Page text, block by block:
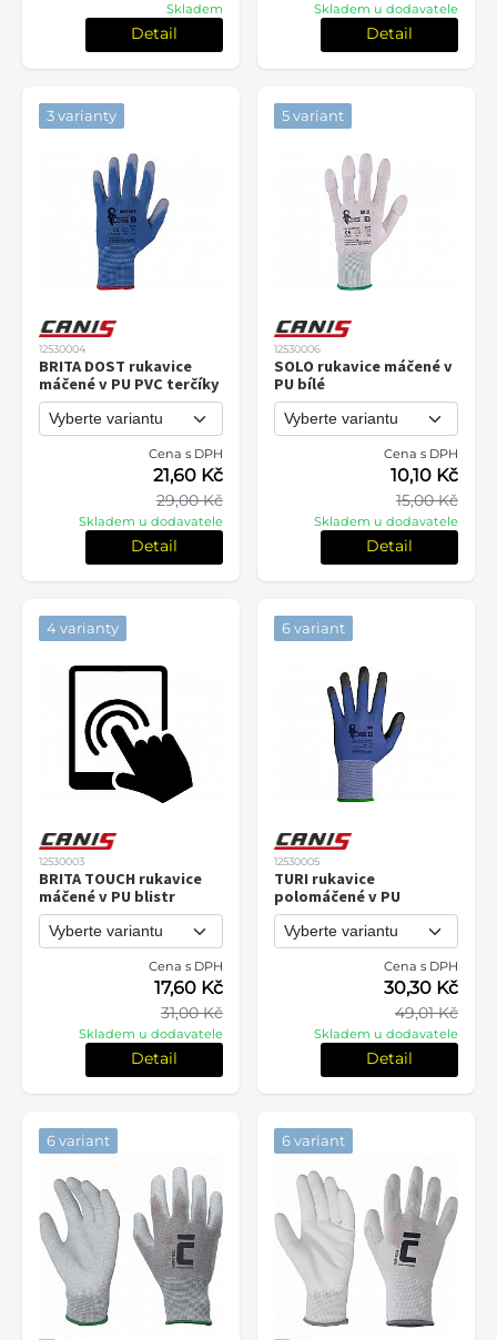
Skladem
Detail
Skladem u dodavatele
Detail
3 varianty
12530004
BRITA DOST rukavice
máčené v PU PVC terčíky
Cena s DPH
29,00 Kč
21,60 Kč
Skladem u dodavatele
Detail
5 variant
12530006
SOLO rukavice máčené v
PU bílé
Cena s DPH
15,00 Kč
10,10 Kč
Skladem u dodavatele
Detail
4 varianty
12530003
BRITA TOUCH rukavice
máčené v PU blistr
Cena s DPH
31,00 Kč
17,60 Kč
Skladem u dodavatele
Detail
6 variant
12530005
TURI rukavice
polomáčené v PU
Cena s DPH
49,01 Kč
30,30 Kč
Skladem u dodavatele
Detail
6 variant 6 variant